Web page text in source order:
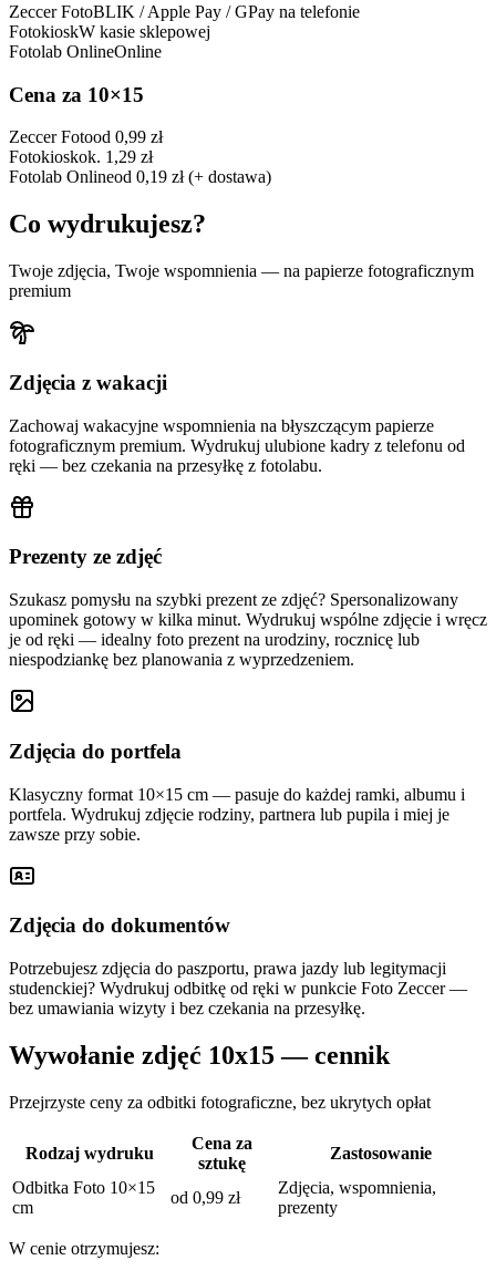
Zeccer FotoBLIK / Apple Pay / GPay na telefonie
FotokioskW kasie sklepowej
Fotolab OnlineOnline
Cena za 10×15
Zeccer Fotood 0,99 zł
Fotokioskok. 1,29 zł
Fotolab Onlineod 0,19 zł (+ dostawa)
Co wydrukujesz?
Twoje zdjęcia, Twoje wspomnienia — na papierze fotograficznym
premium
Zdjęcia z wakacji
Zachowaj wakacyjne wspomnienia na błyszczącym papierze
fotograficznym premium. Wydrukuj ulubione kadry z telefonu od
ręki — bez czekania na przesyłkę z fotolabu.
Prezenty ze zdjęć
Szukasz pomysłu na szybki prezent ze zdjęć? Spersonalizowany
upominek gotowy w kilka minut. Wydrukuj wspólne zdjęcie i wręcz
je od ręki — idealny foto prezent na urodziny, rocznicę lub
niespodziankę bez planowania z wyprzedzeniem.
Zdjęcia do portfela
Klasyczny format 10×15 cm — pasuje do każdej ramki, albumu i
portfela. Wydrukuj zdjęcie rodziny, partnera lub pupila i miej je
zawsze przy sobie.
Zdjęcia do dokumentów
Potrzebujesz zdjęcia do paszportu, prawa jazdy lub legitymacji
studenckiej? Wydrukuj odbitkę od ręki w punkcie Foto Zeccer —
bez umawiania wizyty i bez czekania na przesyłkę.
Wywołanie zdjęć 10x15 — cennik
Przejrzyste ceny za odbitki fotograficzne, bez ukrytych opłat
Rodzaj wydruku
Cena za
sztukę
Zastosowanie
Odbitka Foto 10×15
cm
od 0,99 zł
Zdjęcia, wspomnienia,
prezenty
W cenie otrzymujesz: